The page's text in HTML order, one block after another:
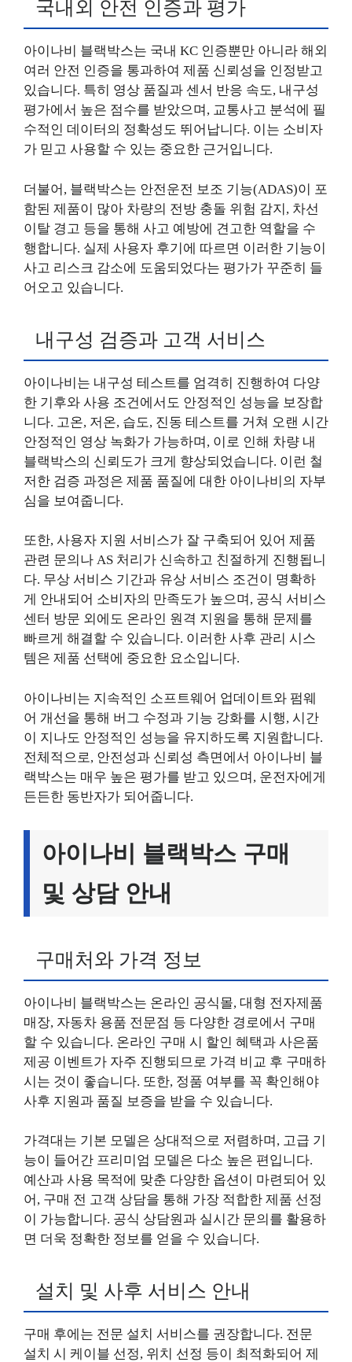
국내외 안전 인증과 평가
아이나비 블랙박스는 국내 KC 인증뿐만 아니라 해외
여러 안전 인증을 통과하여 제품 신뢰성을 인정받고
있습니다. 특히 영상 품질과 센서 반응 속도, 내구성
평가에서 높은 점수를 받았으며, 교통사고 분석에 필
수적인 데이터의 정확성도 뛰어납니다. 이는 소비자
가 믿고 사용할 수 있는 중요한 근거입니다.
더불어, 블랙박스는 안전운전 보조 기능(ADAS)이 포
함된 제품이 많아 차량의 전방 충돌 위험 감지, 차선
이탈 경고 등을 통해 사고 예방에 견고한 역할을 수
행합니다. 실제 사용자 후기에 따르면 이러한 기능이
사고 리스크 감소에 도움되었다는 평가가 꾸준히 들
어오고 있습니다.
내구성 검증과 고객 서비스
아이나비는 내구성 테스트를 엄격히 진행하여 다양
한 기후와 사용 조건에서도 안정적인 성능을 보장합
니다. 고온, 저온, 습도, 진동 테스트를 거쳐 오랜 시간
안정적인 영상 녹화가 가능하며, 이로 인해 차량 내
블랙박스의 신뢰도가 크게 향상되었습니다. 이런 철
저한 검증 과정은 제품 품질에 대한 아이나비의 자부
심을 보여줍니다.
또한, 사용자 지원 서비스가 잘 구축되어 있어 제품
관련 문의나 AS 처리가 신속하고 친절하게 진행됩니
다. 무상 서비스 기간과 유상 서비스 조건이 명확하
게 안내되어 소비자의 만족도가 높으며, 공식 서비스
센터 방문 외에도 온라인 원격 지원을 통해 문제를
빠르게 해결할 수 있습니다. 이러한 사후 관리 시스
템은 제품 선택에 중요한 요소입니다.
아이나비는 지속적인 소프트웨어 업데이트와 펌웨
어 개선을 통해 버그 수정과 기능 강화를 시행, 시간
이 지나도 안정적인 성능을 유지하도록 지원합니다.
전체적으로, 안전성과 신뢰성 측면에서 아이나비 블
랙박스는 매우 높은 평가를 받고 있으며, 운전자에게
든든한 동반자가 되어줍니다.
아이나비 블랙박스 구매
및 상담 안내
구매처와 가격 정보
아이나비 블랙박스는 온라인 공식몰, 대형 전자제품
매장, 자동차 용품 전문점 등 다양한 경로에서 구매
할 수 있습니다. 온라인 구매 시 할인 혜택과 사은품
제공 이벤트가 자주 진행되므로 가격 비교 후 구매하
시는 것이 좋습니다. 또한, 정품 여부를 꼭 확인해야
사후 지원과 품질 보증을 받을 수 있습니다.
가격대는 기본 모델은 상대적으로 저렴하며, 고급 기
능이 들어간 프리미엄 모델은 다소 높은 편입니다.
예산과 사용 목적에 맞춘 다양한 옵션이 마련되어 있
어, 구매 전 고객 상담을 통해 가장 적합한 제품 선정
이 가능합니다. 공식 상담원과 실시간 문의를 활용하
면 더욱 정확한 정보를 얻을 수 있습니다.
설치 및 사후 서비스 안내
구매 후에는 전문 설치 서비스를 권장합니다. 전문
설치 시 케이블 선정, 위치 선정 등이 최적화되어 제